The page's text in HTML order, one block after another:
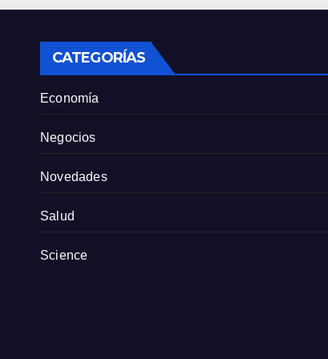
CATEGORÍAS
Economía
Negocios
Novedades
Salud
Science